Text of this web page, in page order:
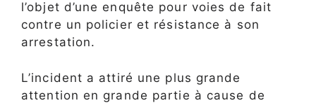
l’objet d’une enquête pour voies de fait
contre un policier et résistance à son
arrestation.
L’incident a attiré une plus grande
attention en grande partie à cause de